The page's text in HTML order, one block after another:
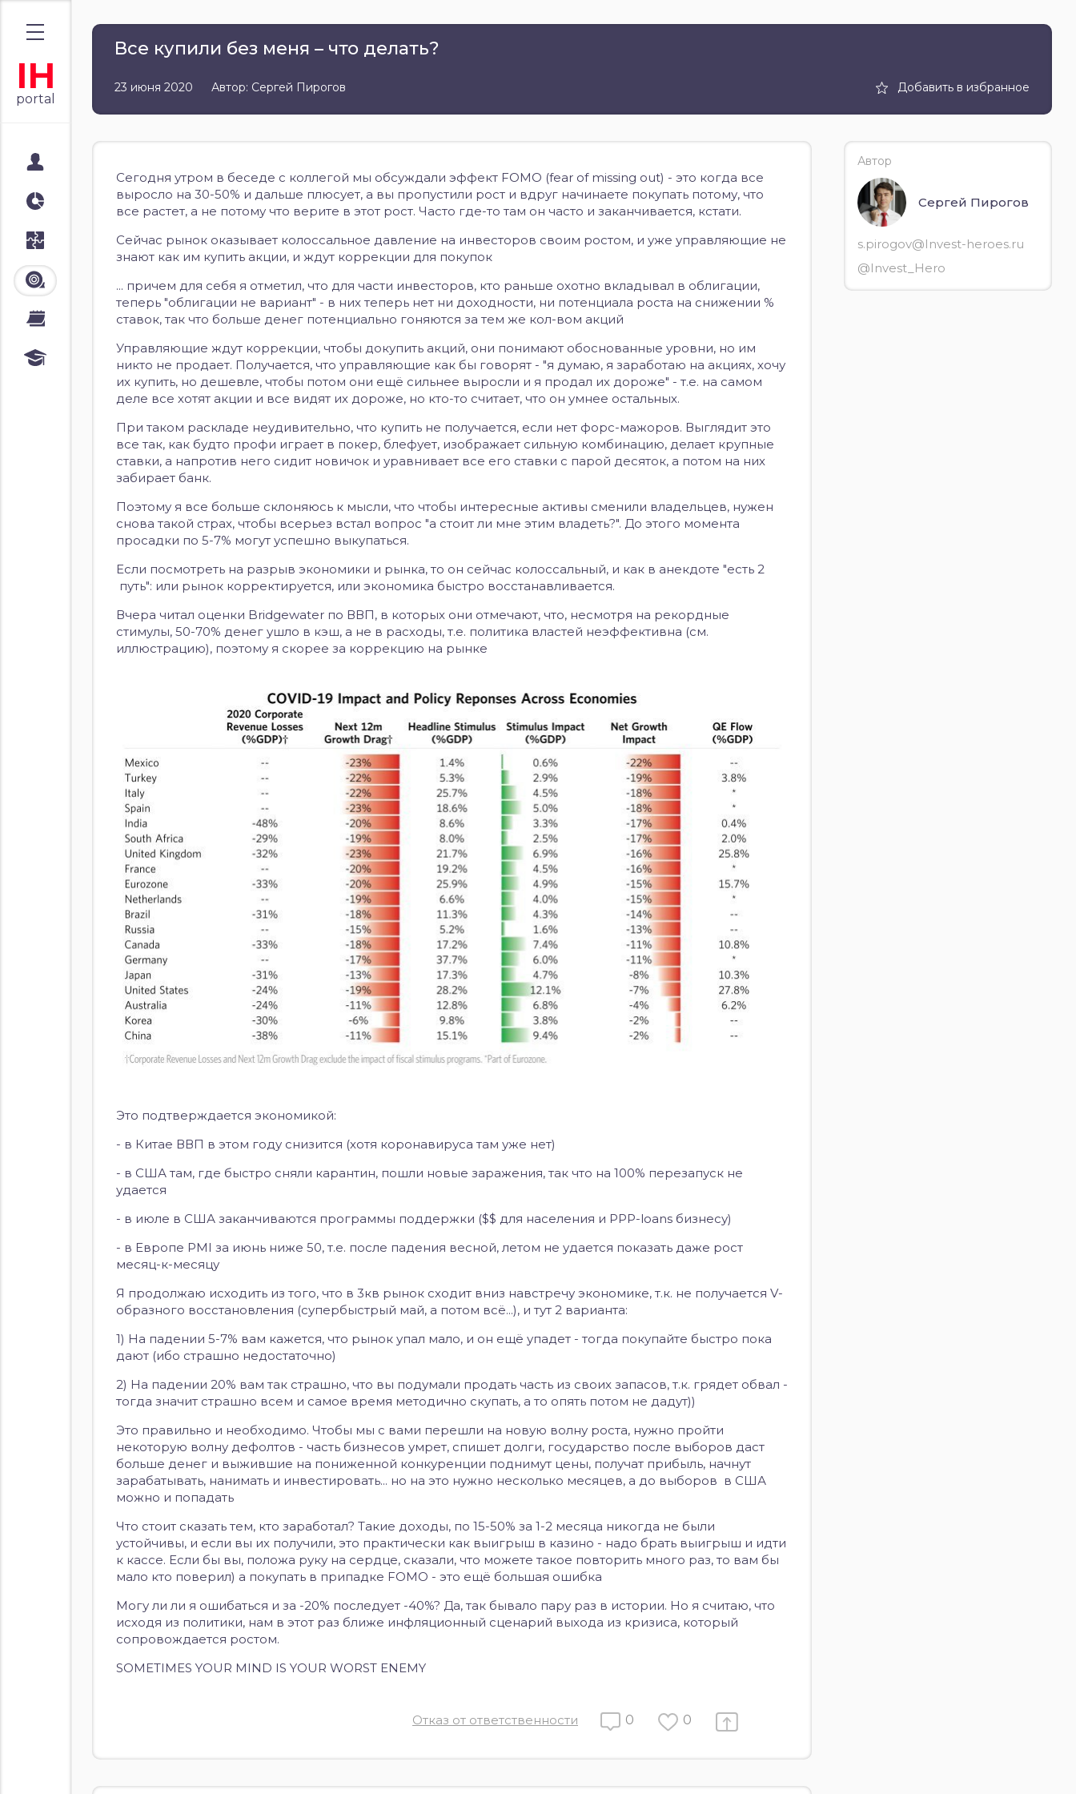
IH
portal
Аналитика
Стратегии
Лента
Календари
облигациям
Все купили без меня – что делать?
23 июня 2020 Автор: Сергей Пирогов Добавить в избранное
Сегодня утром в беседе с коллегой мы обсуждали эффект FOMO (fear of missing out) - это когда все
выросло на 30-50% и дальше плюсует, а вы пропустили рост и вдруг начинаете покупать потому, что
все растет, а не потому что верите в этот рост. Часто где-то там он часто и заканчивается, кстати.
Сейчас рынок оказывает колоссальное давление на инвесторов своим ростом, и уже управляющие не
знают как им купить акции, и ждут коррекции для покупок
... причем для себя я отметил, что для части инвесторов, кто раньше охотно вкладывал в облигации,
теперь "облигации не вариант" - в них теперь нет ни доходности, ни потенциала роста на снижении %
ставок, так что больше денег потенциально гоняются за тем же кол-вом акций
Управляющие ждут коррекции, чтобы докупить акций, они понимают обоснованные уровни, но им
никто не продает. Получается, что управляющие как бы говорят - "я думаю, я заработаю на акциях, хочу
их купить, но дешевле, чтобы потом они ещё сильнее выросли и я продал их дороже" - т.е. на самом
деле все хотят акции и все видят их дороже, но кто-то считает, что он умнее остальных.
При таком раскладе неудивительно, что купить не получается, если нет форс-мажоров. Выглядит это
все так, как будто профи играет в покер, блефует, изображает сильную комбинацию, делает крупные
ставки, а напротив него сидит новичок и уравнивает все его ставки с парой десяток, а потом на них
забирает банк.
Поэтому я все больше склоняюсь к мысли, что чтобы интересные активы сменили владельцев, нужен
снова такой страх, чтобы всерьез встал вопрос "а стоит ли мне этим владеть?". До этого момента
просадки по 5-7% могут успешно выкупаться.
Если посмотреть на разрыв экономики и рынка, то он сейчас колоссальный, и как в анекдоте "есть 2
путь": или рынок корректируется, или экономика быстро восстанавливается.
Вчера читал оценки Bridgewater по ВВП, в которых они отмечают, что, несмотря на рекордные
стимулы, 50-70% денег ушло в кэш, а не в расходы, т.е. политика властей неэффективна (см.
иллюстрацию), поэтому я скорее за коррекцию на рынке
Это подтверждается экономикой:
- в Китае ВВП в этом году снизится (хотя коронавируса там уже нет)
- в США там, где быстро сняли карантин, пошли новые заражения, так что на 100% перезапуск не
удается
- в июле в США заканчиваются программы поддержки ($$ для населения и PPP-loans бизнесу)
- в Европе PMI за июнь ниже 50, т.е. после падения весной, летом не удается показать даже рост
месяц-к-месяцу
Я продолжаю исходить из того, что в 3кв рынок сходит вниз навстречу экономике, т.к. не получается V-
образного восстановления (супербыстрый май, а потом всё...), и тут 2 варианта:
1) На падении 5-7% вам кажется, что рынок упал мало, и он ещё упадет - тогда покупайте быстро пока
дают (ибо страшно недостаточно)
2) На падении 20% вам так страшно, что вы подумали продать часть из своих запасов, т.к. грядет обвал -
тогда значит страшно всем и самое время методично скупать, а то опять потом не дадут))
Это правильно и необходимо. Чтобы мы с вами перешли на новую волну роста, нужно пройти
некоторую волну дефолтов - часть бизнесов умрет, спишет долги, государство после выборов даст
больше денег и выжившие на пониженной конкуренции поднимут цены, получат прибыль, начнут
зарабатывать, нанимать и инвестировать... но на это нужно несколько месяцев, а до выборов в США
можно и попадать
Что стоит сказать тем, кто заработал? Такие доходы, по 15-50% за 1-2 месяца никогда не были
устойчивы, и если вы их получили, это практически как выигрыш в казино - надо брать выигрыш и идти
к кассе. Если бы вы, положа руку на сердце, сказали, что можете такое повторить много раз, то вам бы
мало кто поверил) а покупать в припадке FOMO - это ещё большая ошибка
Могу ли ли я ошибаться и за -20% последует -40%? Да, так бывало пару раз в истории. Но я считаю, что
исходя из политики, нам в этот раз ближе инфляционный сценарий выхода из кризиса, который
сопровождается ростом.
SOMETIMES YOUR MIND IS YOUR WORST ENEMY
Отказ от ответственности 0 0
Автор
Сергей Пирогов
s.pirogov@Invest-heroes.ru
@Invest_Hero